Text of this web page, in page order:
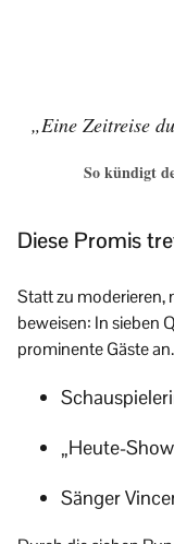
„Eine Zeitreise
So kündigt
Diese Promis
Statt zu moderieren,
beweisen: In sieben
prominente Gäste
„Heute-
Sänger